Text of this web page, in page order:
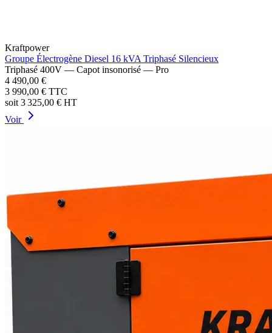
Kraftpower
Groupe Électrogène Diesel 16 kVA Triphasé Silencieux
Triphasé 400V — Capot insonorisé — Pro
4 490,00 €
3 990,00 € TTC
soit 3 325,00 € HT
Voir